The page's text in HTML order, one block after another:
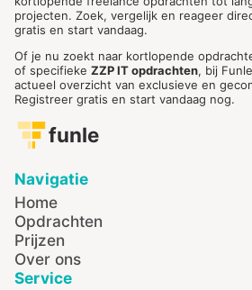
projecten. Zoek, vergelijk en reageer
gratis en start vandaag.
Of je nu zoekt naar kortlopende
of specifieke ZZP IT opdrachten, bij
actueel overzicht van exclusieve en
Registreer gratis en start vandaag nog.
funle
Navigatie
Home
Opdrachten
Prijzen
Over ons
Service